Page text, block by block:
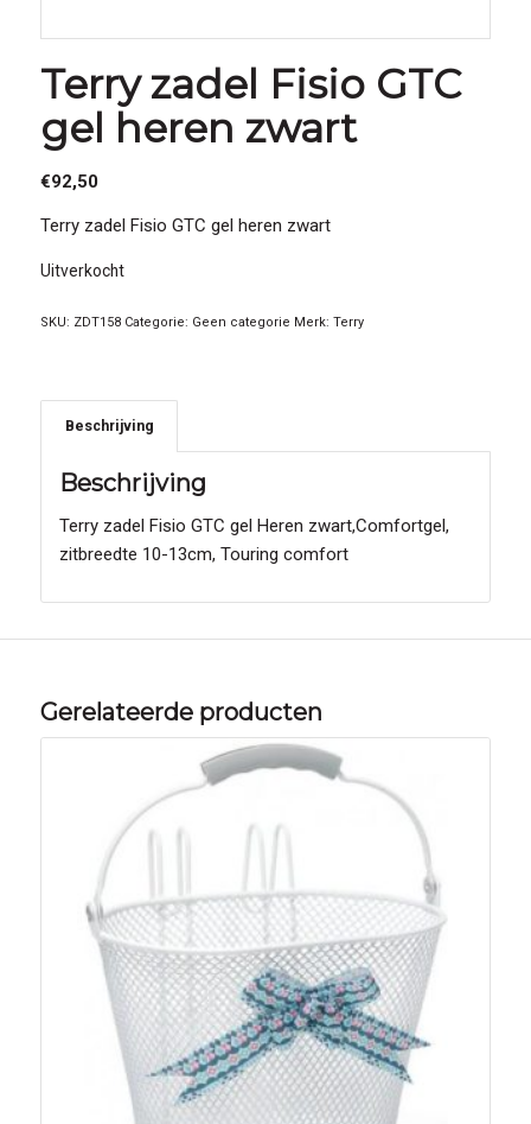
Terry zadel Fisio GTC
gel heren zwart
€92,50
Terry zadel Fisio GTC gel heren zwart
Uitverkocht
SKU: ZDT158 Categorie: Geen categorie Merk: Terry
Beschrijving
Beschrijving
Terry zadel Fisio GTC gel Heren zwart,Comfortgel,
zitbreedte 10-13cm, Touring comfort
Gerelateerde producten